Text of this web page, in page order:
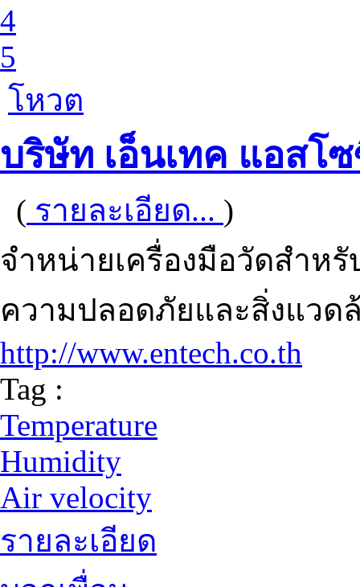
4
5
โหวต
บริษัท เอ็นเทค แอสโ
( รายละเอียด... )
จำหน่ายเครื่องมือวัดสำห
ความปลอดภัยและสิ่งแวด
http://www.entech.co.th
Tag :
Temperature
Humidity
Air velocity
รายละเอียด